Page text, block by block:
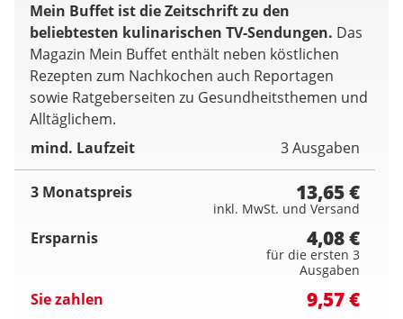
Mein Buffet ist die Zeitschrift zu den
beliebtesten kulinarischen TV-Sendungen. Das
Magazin Mein Buffet enthält neben köstlichen
Rezepten zum Nachkochen auch Reportagen
sowie Ratgeberseiten zu Gesundheitsthemen und
Alltäglichem.
mind. Laufzeit
3 Ausgaben
3 Monatspreis 13,65 €
inkl. MwSt. und Versand
Ersparnis 4,08 €
für die ersten 3
Ausgaben
Sie zahlen 9,57 €